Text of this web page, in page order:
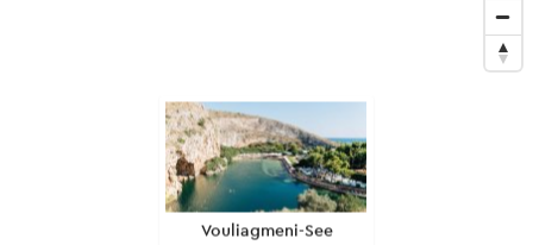
Vouliagmeni-See